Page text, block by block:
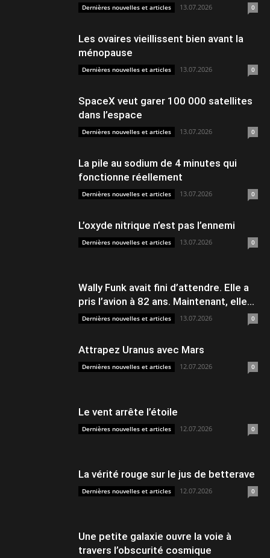
Dernières nouvelles et articles 13.07.2026 0
Les ovaires vieillissent bien avant la
ménopause
Dernières nouvelles et articles 13.07.2026 0
SpaceX veut garer 100 000 satellites
dans l’espace
Dernières nouvelles et articles 13.07.2026 0
La pile au sodium de 4 minutes qui
fonctionne réellement
Dernières nouvelles et articles 13.07.2026 0
L’oxyde nitrique n’est pas l’ennemi
Dernières nouvelles et articles 13.07.2026 0
Wally Funk avait fini d’attendre. Elle a
pris l’avion à 82 ans. Maintenant, elle...
Dernières nouvelles et articles 13.07.2026 0
Attrapez Uranus avec Mars
Dernières nouvelles et articles 12.07.2026 0
Le vent arrête l’étoile
Dernières nouvelles et articles 12.07.2026 0
La vérité rouge sur le jus de betterave
Dernières nouvelles et articles 12.07.2026 0
Une petite galaxie ouvre la voie à
travers l’obscurité cosmique